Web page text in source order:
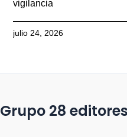
vigilancia
julio 24, 2026
Grupo 28